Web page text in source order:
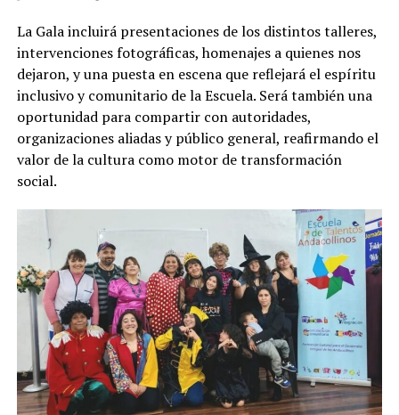
La Gala incluirá presentaciones de los distintos talleres,
intervenciones fotográficas, homenajes a quienes nos
dejaron, y una puesta en escena que reflejará el espíritu
inclusivo y comunitario de la Escuela. Será también una
oportunidad para compartir con autoridades,
organizaciones aliadas y público general, reafirmando el
valor de la cultura como motor de transformación
social.